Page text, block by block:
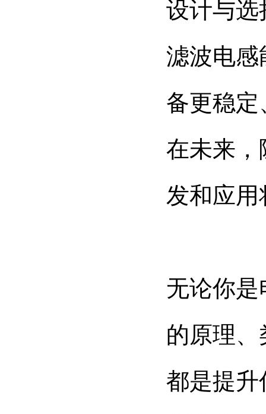
设计与选
滤波电感
备更稳定
在未来，
发和应
无论你
的原理
都是提升